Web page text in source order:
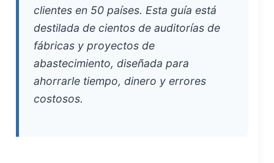
clientes en 50 países. Esta guía está
destilada de cientos de auditorías de
fábricas y proyectos de
abastecimiento, diseñada para
ahorrarle tiempo, dinero y errores
costosos.